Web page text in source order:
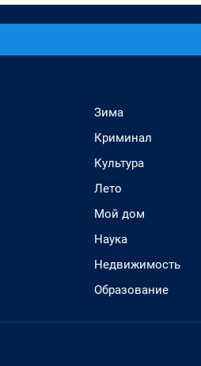
Зима
Криминал
Культура
Лето
Мой дом
Наука
Недвижимость
Образование